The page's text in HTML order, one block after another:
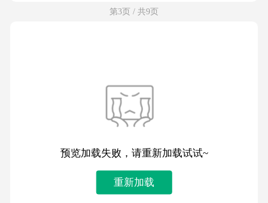
第3页 / 共9页
预览加载失败，请重新加载试试~
重新加载